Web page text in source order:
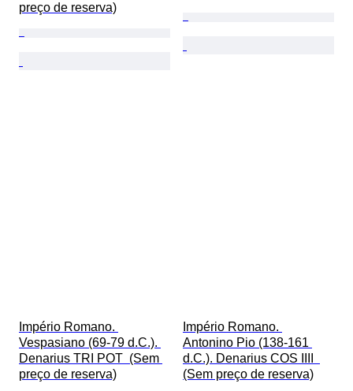
preço de reserva)
Império Romano.
Vespasiano (69-79 d.C.).
Denarius TRI POT  (Sem
preço de reserva)
Império Romano.
Antonino Pio (138-161
d.C.). Denarius COS IIII
(Sem preço de reserva)